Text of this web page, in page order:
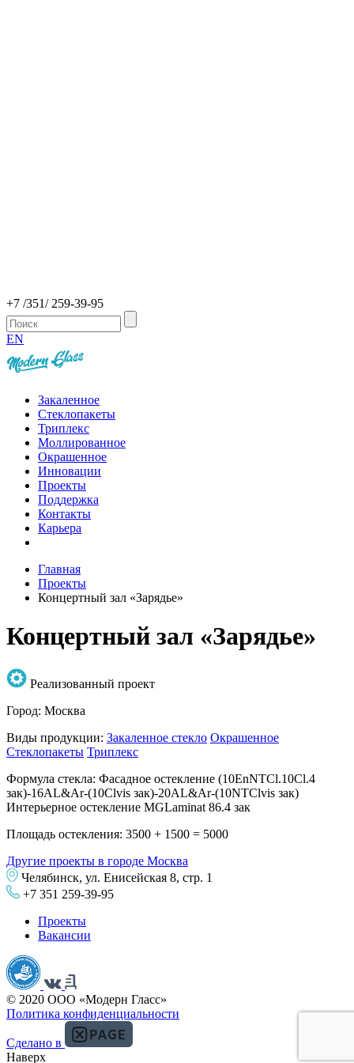
+7 /351/ 259-39-95
EN
Закаленное
Стеклопакеты
Триплекс
Моллированное
Окрашенное
Инновации
Проекты
Поддержка
Контакты
Карьера
Главная
Проекты
Концертный зал «Зарядье»
Концертный зал «Зарядье»
Реализованный проект
Город: Москва
Виды продукции: Закаленное стекло Окрашенное
Стеклопакеты Триплекс
Формула стекла: Фасадное остекление (10EnNTCl.10Cl.4
зак)-16AL&Ar-(10Clvis зак)-20AL&Ar-(10NTClvis зак)
Интерьерное остекление MGLaminat 86.4 зак
Площадь остекления: 3500 + 1500 = 5000
Другие проекты в городе Москва
Челябинск, ул. Енисейская 8, стр. 1
+7 351 259-39-95
Проекты
Вакансии
© 2020 ООО «Модерн Гласс»
Политика конфиденциальности
Сделано в
Наверх